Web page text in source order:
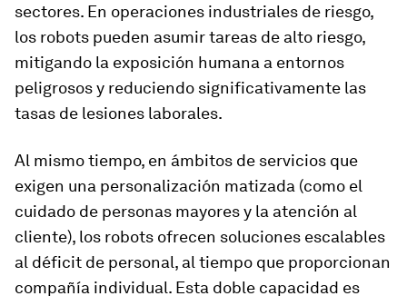
sectores. En operaciones industriales de riesgo,
los robots pueden asumir tareas de alto riesgo,
mitigando la exposición humana a entornos
peligrosos y reduciendo significativamente las
tasas de lesiones laborales.
Al mismo tiempo, en ámbitos de servicios que
exigen una personalización matizada (como el
cuidado de personas mayores y la atención al
cliente), los robots ofrecen soluciones escalables
al déficit de personal, al tiempo que proporcionan
compañía individual. Esta doble capacidad es